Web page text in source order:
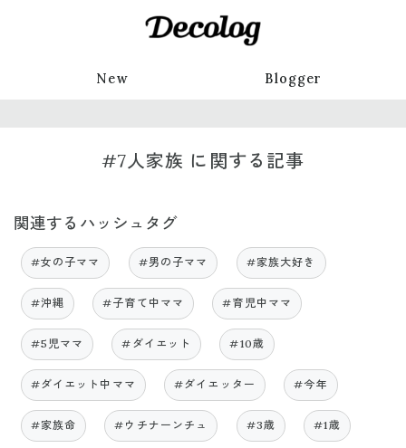
New Blogger
#7人家族 に関する記事
関連するハッシュタグ
#女の子ママ #男の子ママ #家族大好き
#沖縄 #子育て中ママ #育児中ママ
#5児ママ #ダイエット #10歳
#ダイエット中ママ #ダイエッター #今年
#家族命 #ウチナーンチュ #3歳 #1歳